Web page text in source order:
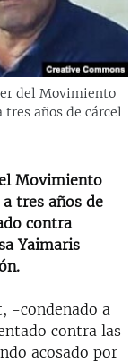
del Movimiento
años de cárcel
Movimiento
tres años de
contra
Yaimaris
-condenado a
contra las
acosado por